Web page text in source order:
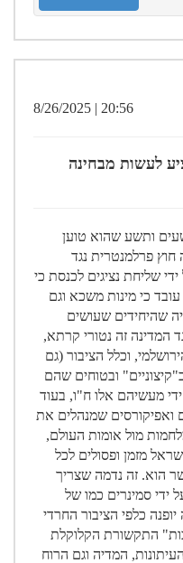
20:56 | 8/26/2025
לעשות מבחינה
ותשע שהוא טוען
פרלמנטרית נגד
שליחת נציגים לכנסת כי
כי מינות משכא וגם
שהיחידים שעושים
המדינה זה נטורי קרתא,
וכלל הציבור (גם
ובטוחים שהם
מעשיהם אלו ח"ו, בעוד
שמנהלים את
מול אומות העולם,
מזמן ופסולים לכל
הוא. זה נדמה שצריך
ידי סמינרים כמו של
כלפי הציבור החרדי
התקשורת הקלוקלת
המדיה וגם הרוח